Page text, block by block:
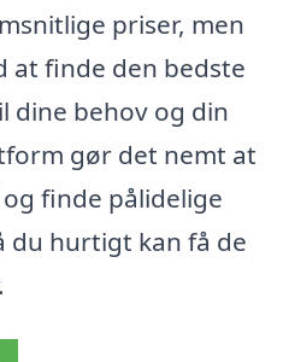
priser, men
at finde den bedste
dine behov og din
gør det nemt at
finde pålidelige
du hurtigt kan få de